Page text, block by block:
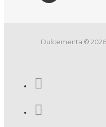
Dulcementa ©